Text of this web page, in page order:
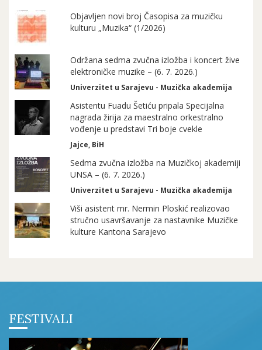
Objavljen novi broj Časopisa za muzičku
kulturu „Muzika“ (1/2026)
Održana sedma zvučna izložba i koncert žive
elektroničke muzike – (6. 7. 2026.)
Univerzitet u Sarajevu - Muzička akademija
Asistentu Fuadu Šetiću pripala Specijalna
nagrada žirija za maestralno orkestralno
vođenje u predstavi Tri boje cvekle
Jajce, BiH
Sedma zvučna izložba na Muzičkoj akademiji
UNSA – (6. 7. 2026.)
Univerzitet u Sarajevu - Muzička akademija
Viši asistent mr. Nermin Ploskić realizovao
stručno usavršavanje za nastavnike Muzičke
kulture Kantona Sarajevo
FESTIVALI